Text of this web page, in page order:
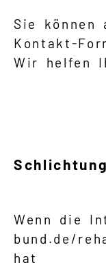
Sie können
Kontakt-
Wir helfen
Wenn die
bund.de/
hat